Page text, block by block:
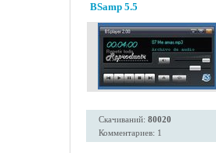
BSamp 5.5
Скачиваний: 80020
Комментариев: 1